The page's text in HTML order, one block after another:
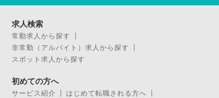
求人検索
常勤求人から探す
非常勤（アルバイト）求人から探す
スポット求人から探す
初めての方へ
サービス紹介
はじめて転職される方へ